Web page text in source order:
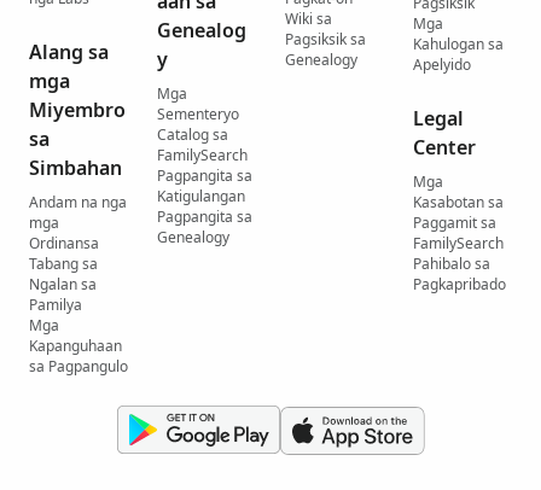
Alang sa
mga
Miyembro
sa
Simbahan
Andam na nga
mga
Ordinansa
Tabang sa
Ngalan sa
Pamilya
Mga
Kapanguhaan
sa Pagpangulo
Genealog
y
Mga
Sementeryo
Catalog sa
FamilySearch
Pagpangita sa
Katigulangan
Pagpangita sa
Genealogy
Wiki sa
Pagsiksik sa
Genealogy
Mga
Kahulogan sa
Apelyido
Legal
Center
Mga
Kasabotan sa
Paggamit sa
FamilySearch
Pahibalo sa
Pagkapribado